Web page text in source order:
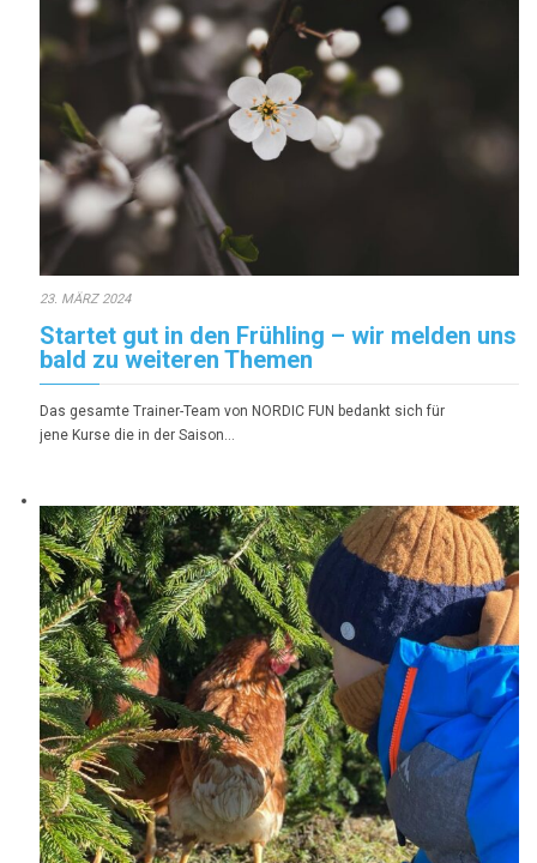
23. MÄRZ 2024
Startet gut in den Frühling – wir melden uns
bald zu weiteren Themen
Das gesamte Trainer-Team von NORDIC FUN bedankt sich für
jene Kurse die in der Saison…